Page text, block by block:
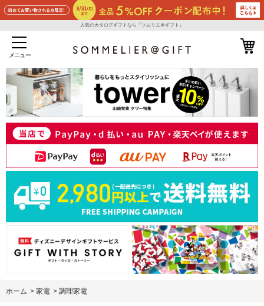
人気のカタログギフトなら『ソムリエ＠ギフト』
メニュー
ホーム > 家電 > 調理家電